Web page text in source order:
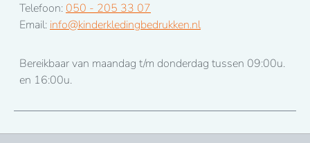
Telefoon: 050 - 205 33 07
Email: info@kinderkledingbedrukken.nl
Bereikbaar van maandag t/m donderdag tussen 09:00u.
en 16:00u.